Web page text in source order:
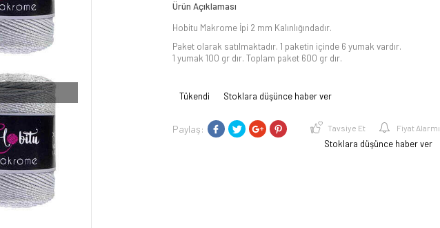
Ürün Açıklaması
Hobitu Makrome İpi 2 mm Kalınlığındadır.
Paket olarak satılmaktadır. 1 paketin içinde 6 yumak vardır.
1 yumak 100 gr dır. Toplam paket 600 gr dır.
Tükendi Stoklara düşünce haber ver
Paylaş: Tavsiye Et Fiyat Alarmı
Stoklara düşünce haber ver